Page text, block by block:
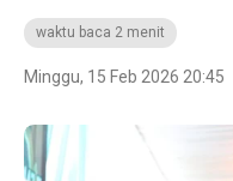
waktu baca 2 menit
Minggu, 15 Feb 2026 20:45